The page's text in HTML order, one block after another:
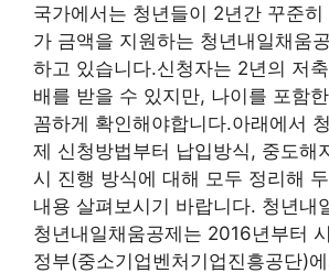
국가에서는 청년들이 2년간 꾸준
가 금액을 지원하는 청년내일채움
하고 있습니다.신청자는 2년의 저
배를 받을 수 있지만, 나이를 포함
꼼하게 확인해야합니다.아래에서
제 신청방법부터 납입방식, 중도해
시 진행 방식에 대해 모두 정리해
내용 살펴보시기 바랍니다. 청년내
청년내일채움공제는 2016년부터
정부(중소기업벤처기업진흥공단)